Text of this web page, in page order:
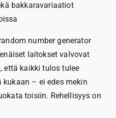
bakkaravariaatiot
number generator
laitokset valvovat
että kaikki tulos tulee
kukaan – ei edes mekin
toisiin. Rehellisyys on